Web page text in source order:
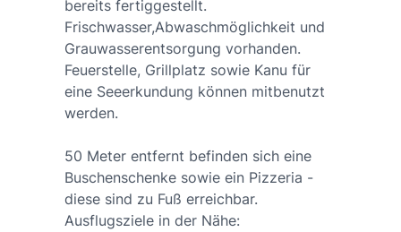
bereits fertiggestellt.
Frischwasser,Abwaschmöglichkeit und
Grauwasserentsorgung vorhanden.
Feuerstelle, Grillplatz sowie Kanu für
eine Seeerkundung können mitbenutzt
werden.
50 Meter entfernt befinden sich eine
Buschenschenke sowie ein Pizzeria -
diese sind zu Fuß erreichbar.
Ausflugsziele in der Nähe: